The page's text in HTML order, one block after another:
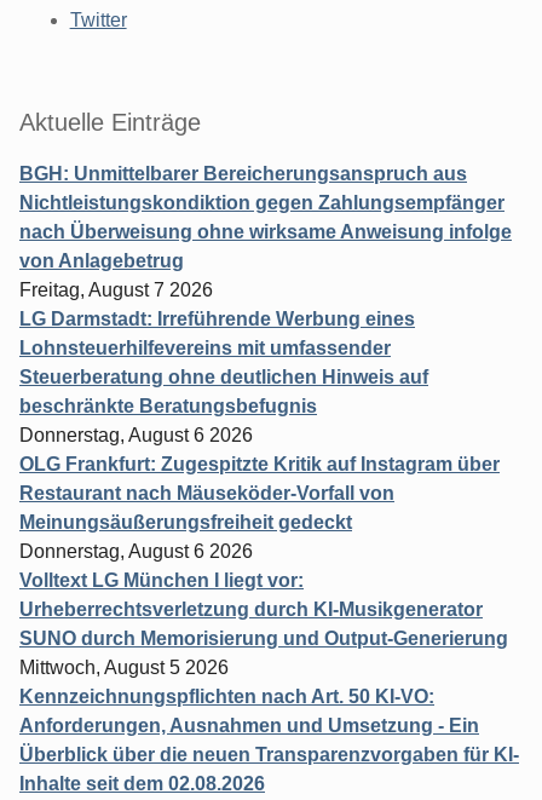
Twitter
Aktuelle Einträge
BGH: Unmittelbarer Bereicherungsanspruch aus
Nichtleistungskondiktion gegen Zahlungsempfänger
nach Überweisung ohne wirksame Anweisung infolge
von Anlagebetrug
Freitag, August 7 2026
LG Darmstadt: Irreführende Werbung eines
Lohnsteuerhilfevereins mit umfassender
Steuerberatung ohne deutlichen Hinweis auf
beschränkte Beratungsbefugnis
Donnerstag, August 6 2026
OLG Frankfurt: Zugespitzte Kritik auf Instagram über
Restaurant nach Mäuseköder-Vorfall von
Meinungsäußerungsfreiheit gedeckt
Donnerstag, August 6 2026
Volltext LG München I liegt vor:
Urheberrechtsverletzung durch KI-Musikgenerator
SUNO durch Memorisierung und Output-Generierung
Mittwoch, August 5 2026
Kennzeichnungspflichten nach Art. 50 KI-VO:
Anforderungen, Ausnahmen und Umsetzung - Ein
Überblick über die neuen Transparenzvorgaben für KI-
Inhalte seit dem 02.08.2026